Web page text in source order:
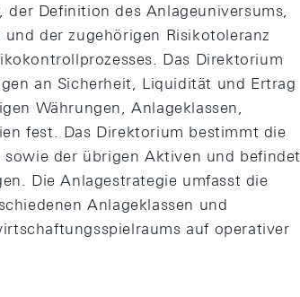
Definition des Anlageuniversums,
der zugehörigen Risikotoleranz
Das Direktorium
an Sicherheit, Liquidität und Ertrag
Währungen, Anlageklassen,
fest. Das Direktorium bestimmt die
sowie der übrigen Aktiven und befindet
Die Anlagestrategie umfasst die
Anlageklassen und
auf operativer